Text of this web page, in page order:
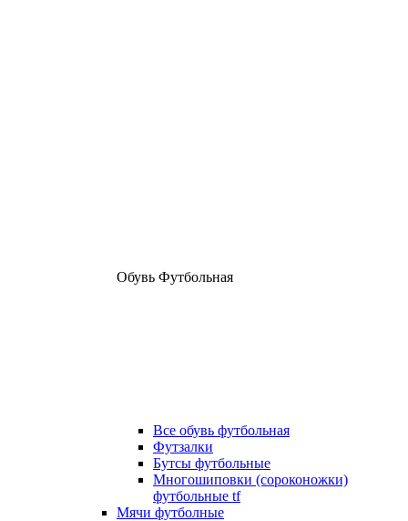
Обувь Футбольная
Все обувь футбольная
Футзалки
Бутсы футбольные
Многошиповки (сороконожки)
футбольные tf
Мячи футболные